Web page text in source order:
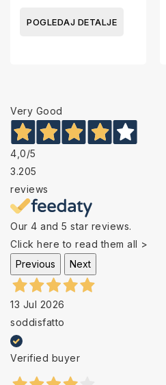
POGLEDAJ DETALJE
Very Good
4,0/5
3.205
reviews
Our 4 and 5 star reviews.
Click here to read them all >
Previous
Next
13 Jul 2026
soddisfatto
Verified buyer